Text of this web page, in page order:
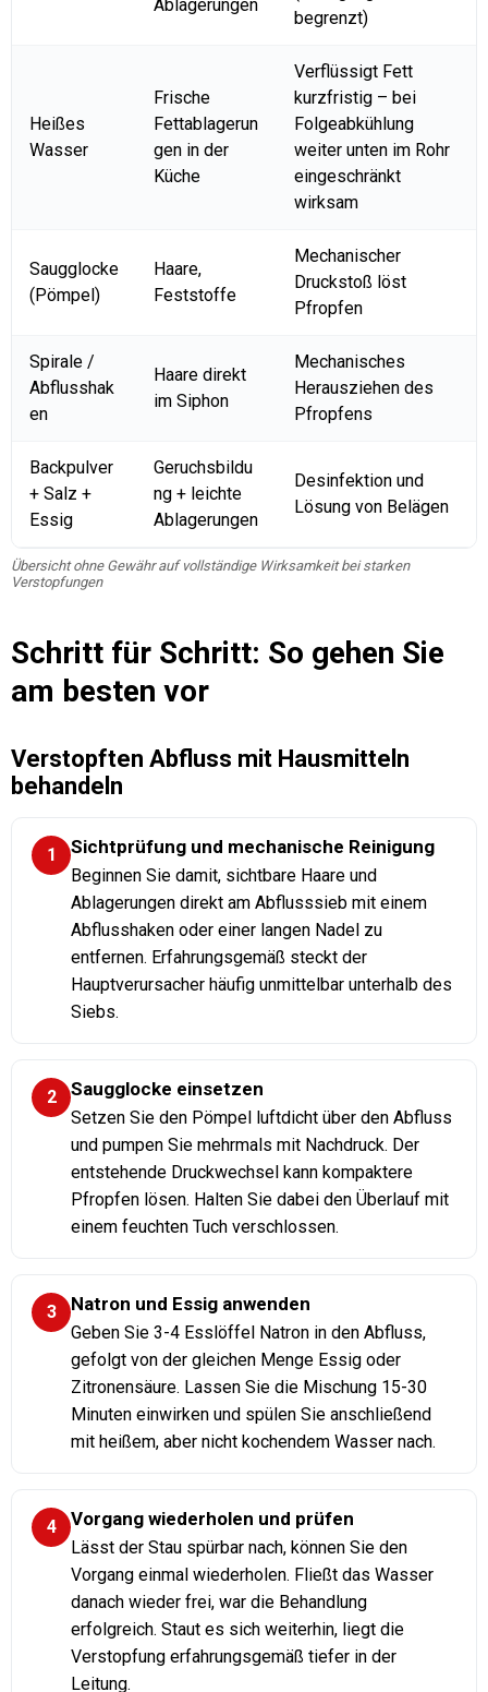
Ablagerungen
begrenzt)
Heißes
Wasser
Frische
Fettablagerun
gen in der
Küche
Verflüssigt Fett
kurzfristig – bei
Folgeabkühlung
weiter unten im Rohr
eingeschränkt
wirksam
Saugglocke
(Pömpel)
Haare,
Feststoffe
Mechanischer
Druckstoß löst
Pfropfen
Spirale /
Abflusshak
en
Haare direkt
im Siphon
Mechanisches
Herausziehen des
Pfropfens
Backpulver
+ Salz +
Essig
Geruchsbildu
ng + leichte
Ablagerungen
Desinfektion und
Lösung von Belägen
Übersicht ohne Gewähr auf vollständige Wirksamkeit bei starken
Verstopfungen
Schritt für Schritt: So gehen Sie
am besten vor
Verstopften Abfluss mit Hausmitteln
behandeln
1 Sichtprüfung und mechanische Reinigung
Beginnen Sie damit, sichtbare Haare und
Ablagerungen direkt am Abflusssieb mit einem
Abflusshaken oder einer langen Nadel zu
entfernen. Erfahrungsgemäß steckt der
Hauptverursacher häufig unmittelbar unterhalb des
Siebs.
2 Saugglocke einsetzen
Setzen Sie den Pömpel luftdicht über den Abfluss
und pumpen Sie mehrmals mit Nachdruck. Der
entstehende Druckwechsel kann kompaktere
Pfropfen lösen. Halten Sie dabei den Überlauf mit
einem feuchten Tuch verschlossen.
3 Natron und Essig anwenden
Geben Sie 3-4 Esslöffel Natron in den Abfluss,
gefolgt von der gleichen Menge Essig oder
Zitronensäure. Lassen Sie die Mischung 15-30
Minuten einwirken und spülen Sie anschließend
mit heißem, aber nicht kochendem Wasser nach.
4 Vorgang wiederholen und prüfen
Lässt der Stau spürbar nach, können Sie den
Vorgang einmal wiederholen. Fließt das Wasser
danach wieder frei, war die Behandlung
erfolgreich. Staut es sich weiterhin, liegt die
Verstopfung erfahrungsgemäß tiefer in der
Leitung.